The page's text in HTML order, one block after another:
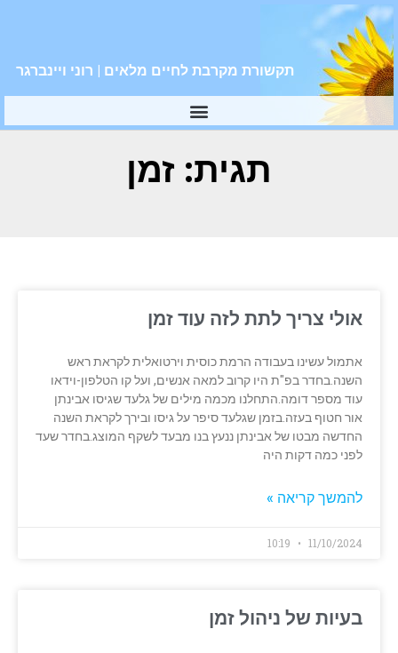
תקשורת מקרבת לחיים מלאים | רוני ויינברגר
תגית: זמן
אולי צריך לתת לזה עוד זמן
אתמול עשינו בעבודה הרמת כוסית וירטואלית לקראת ראש
השנה.בחדר בפ"ת היו קרוב למאה אנשים, ועל קו הטלפון-וידאו
עוד מספר דומה.התחלנו מכמה מילים של גלעד שגיסו אבינתן
אור חטוף בעזה.בזמן שגלעד סיפר על גיסו ובירך לקראת השנה
החדשה מבטו של אבינתן ננעץ בנו מבעד לשקף המוצג.בחדר שעד
לפני כמה דקות היה
להמשך קריאה »
11/10/2024
בעיות של ניהול זמן